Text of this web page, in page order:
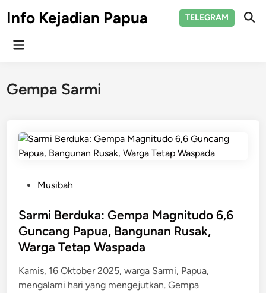
toInfo Kejadian Papua TELEGRAM
Main
Gempa Sarmi
s
t
e
i
n
Musibah
Sarmi Berduka: Gempa Magnitudo 6,6
Guncang Papua, Bangunan Rusak,
Warga Tetap Waspada
Kamis, 16 Oktober 2025, warga Sarmi, Papua,
mengalami hari yang mengejutkan. Gempa